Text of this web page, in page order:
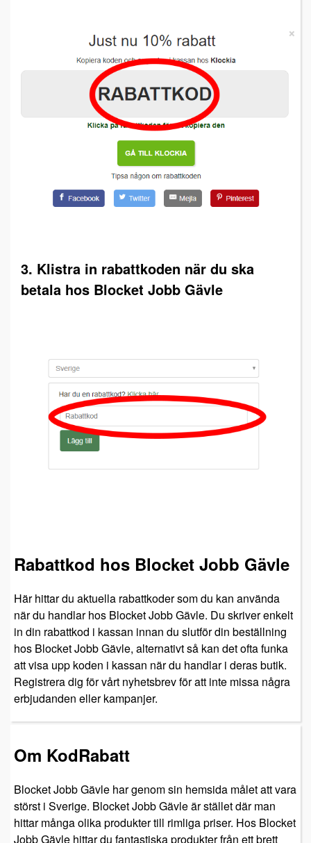
3. Klistra in rabattkoden när du ska
betala hos Blocket Jobb Gävle
Rabattkod hos Blocket Jobb Gävle
Här hittar du aktuella rabattkoder som du kan använda
när du handlar hos Blocket Jobb Gävle. Du skriver enkelt
in din rabattkod i kassan innan du slutför din beställning
hos Blocket Jobb Gävle, alternativt så kan det ofta funka
att visa upp koden i kassan när du handlar i deras butik.
Registrera dig för vårt nyhetsbrev för att inte missa några
erbjudanden eller kampanjer.
Om KodRabatt
Blocket Jobb Gävle har genom sin hemsida målet att vara
störst i Sverige. Blocket Jobb Gävle är stället där man
hittar många olika produkter till rimliga priser. Hos Blocket
Jobb Gävle hittar du fantastiska produkter från ett brett